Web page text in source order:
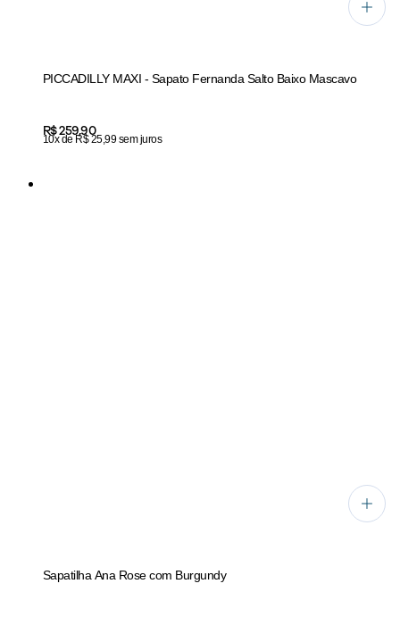
PICCADILLY MAXI - Sapato Fernanda Salto Baixo Mascavo
Price:
R$ 259,90
10x de R$ 25,99 sem juros
Sapatilha Ana Rose com Burgundy